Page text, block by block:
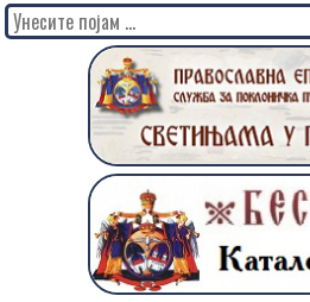
Search
for: